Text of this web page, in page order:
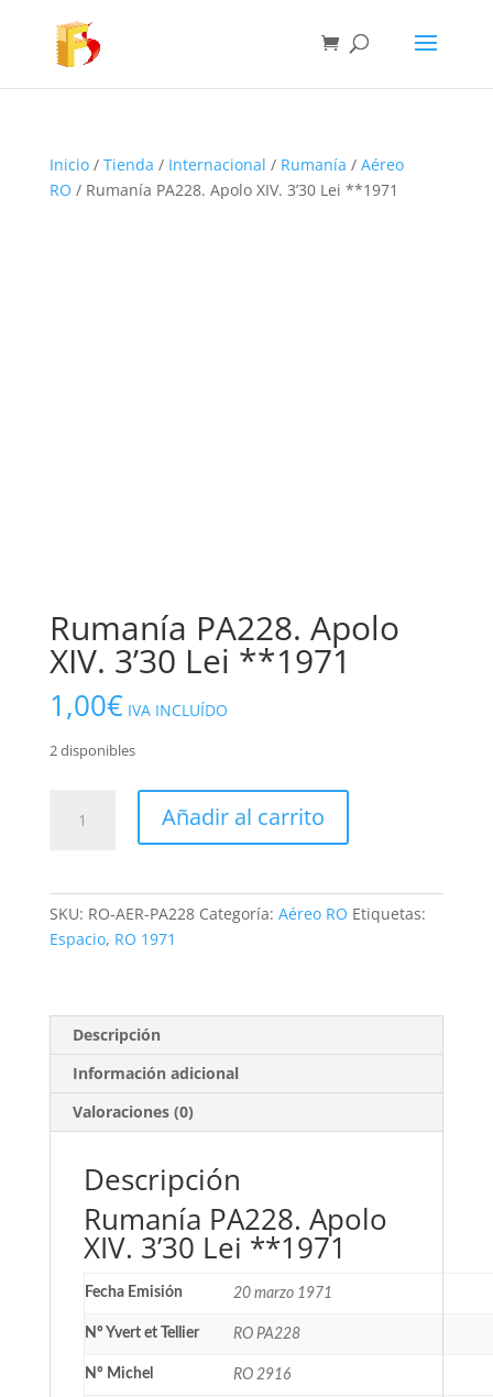
Inicio/ Tienda / Internacional / Rumanía / Aéreo
RO / Rumanía PA228. Apolo XIV. 3’30 Lei **1971
Rumanía PA228. Apolo
XIV. 3’30 Lei **1971
1,00€ IVA INCLUÍDO
2 disponibles
PA228.
**1971
Añadir al carrito
SKU: RO-AER-PA228 Categoría: Aéreo RO Etiquetas:
Espacio, RO 1971
Descripción
Información adicional
Valoraciones (0)
Descripción
Rumanía PA228. Apolo
XIV. 3’30 Lei **1971
Fecha Emisión 20 marzo 1971
Nº Yvert et Tellier RO PA228
Nº Michel RO 2916